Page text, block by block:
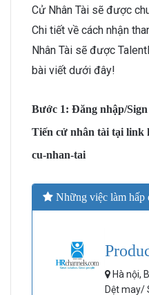
Cử Nhân Tài sẽ được
Chi tiết về cách nhận
Nhân Tài sẽ được
bài viết dưới đây!
Bước 1: Đăng nhập/
Tiến cử nhân tài tại link
cu-nhan-tai
Những việc làm hấp
Hà nội,
Dệt may/